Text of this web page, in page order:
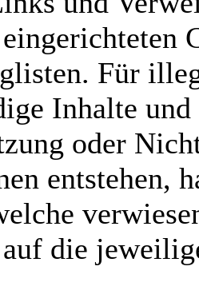
Für
Inhalte und
oder
entstehen,
die